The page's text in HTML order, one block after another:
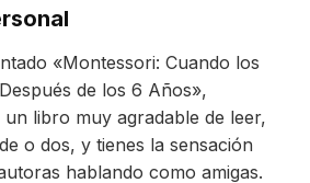
«Montessori: Cuando los
de los 6 Años»,
un libro muy agradable de leer,
o dos, y tienes la sensación
hablando como amigas.